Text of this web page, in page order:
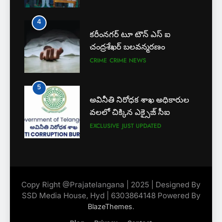
6
లేబర్ కోడ్లను రద్దు చేయండి
ఎఫ్ ఈ ఎస్ డీ స్వచ్ఛంద సంస్థ
ఆధ్వర్యంలో పండ్ల పంపిణీ
ఎస్ యూ పరిధిలో మూడో విడత
దోస్త్ అడ్మిషన్ల ప్రక్రియ
EXCLUSIVE JUST UPDATED
4
కరీంనగర్ టూ టౌన్ ఎస్ ఐ
చంద్రశేఖర్ బలవన్మరణం
CRIME CRIME NEWS
5
అవినీతి నిరోధక శాఖ అధికారుల
వలలో చిక్కిన ఎక్సైజ్ సీఐ
EXCLUSIVE JUST UPDATED
NEWS
Copy Right @Prajatelangana | 2025 | Designed By
SSD Media House, Hyd | 6303864148 Powered By
BlazeThemes.